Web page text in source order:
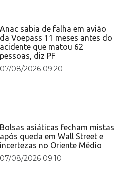
Anac sabia de falha em avião
da Voepass 11 meses antes do
acidente que matou 62
pessoas, diz PF
07/08/2026 09:20
Bolsas asiáticas fecham mistas
após queda em Wall Street e
incertezas no Oriente Médio
07/08/2026 09:10